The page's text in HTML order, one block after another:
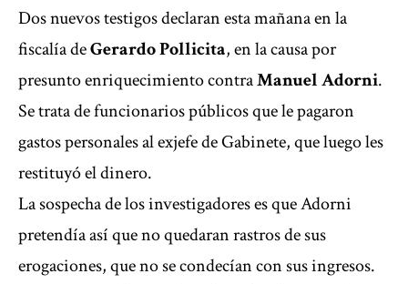
Dosnuevos testigosdeclaran esta mañana en la
fiscalía deGerardo Pollicita, en la causa por
presunto enriquecimiento contraManuel Adorni.
Se trata de funcionarios públicos que le pagaron
gastos personales al exjefe de Gabinete, que luego les
restituyó el dinero.
La sospecha de los investigadores es que Adorni
pretendía así que no quedaran rastros de sus
erogaciones, que no se condecían con sus ingresos.